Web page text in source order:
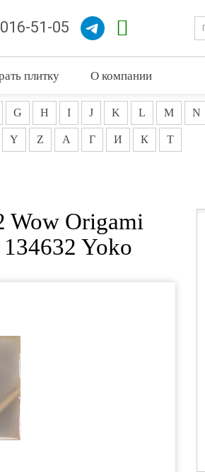
51-05
плитку О компании
G H I J K L M N
Y Z А Г И К Т
Wow Origami
134632 Yoko